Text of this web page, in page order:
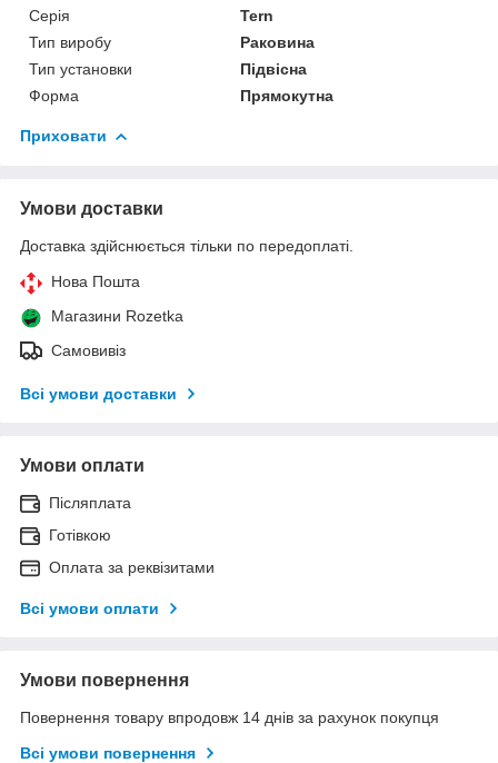
Серія
Tern
Тип виробу
Раковина
Тип установки
Підвісна
Форма
Прямокутна
Приховати
Умови доставки
Доставка здійснюється тільки по передоплаті.
Нова Пошта
Магазини Rozetka
Самовивіз
Всі умови доставки
Умови оплати
Післяплата
Готівкою
Оплата за реквізитами
Всі умови оплати
Умови повернення
Повернення товару впродовж 14 днів за рахунок покупця
Всі умови повернення